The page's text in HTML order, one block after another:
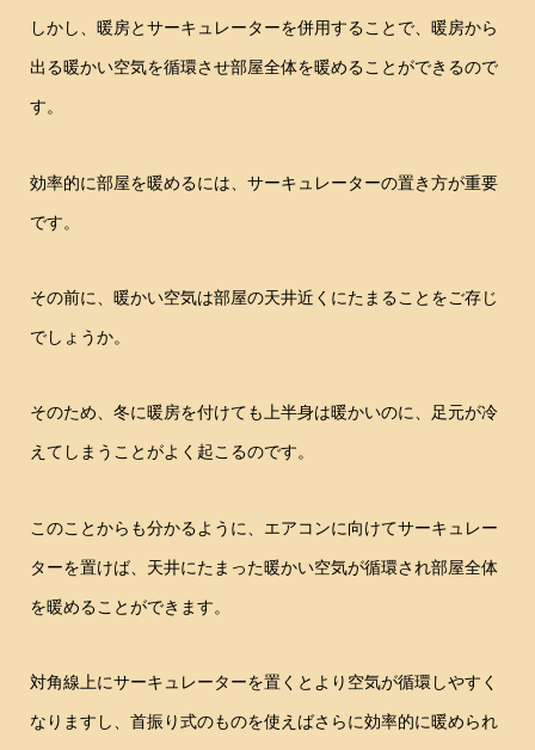
しかし、暖房とサーキュレーターを併用することで、暖房から
出る暖かい空気を循環させ部屋全体を暖めることができるので
す。
効率的に部屋を暖めるには、サーキュレーターの置き方が重要
です。
その前に、暖かい空気は部屋の天井近くにたまることをご存じ
でしょうか。
そのため、冬に暖房を付けても上半身は暖かいのに、足元が冷
えてしまうことがよく起こるのです。
このことからも分かるように、エアコンに向けてサーキュレー
ターを置けば、天井にたまった暖かい空気が循環され部屋全体
を暖めることができます。
対角線上にサーキュレーターを置くとより空気が循環しやすく
なりますし、首振り式のものを使えばさらに効率的に暖められ